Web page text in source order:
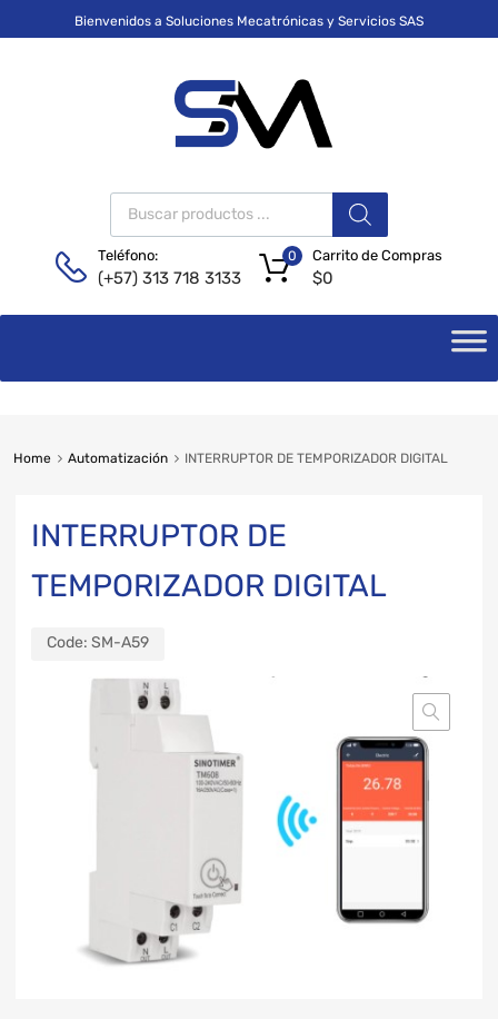
Bienvenidos a Soluciones Mecatrónicas y Servicios SAS
Teléfono:
(+57) 313 718 3133
Carrito de Compras
$0
0
Home Automatización INTERRUPTOR DE TEMPORIZADOR DIGITAL
INTERRUPTOR DE
TEMPORIZADOR DIGITAL
Code: SM-A59